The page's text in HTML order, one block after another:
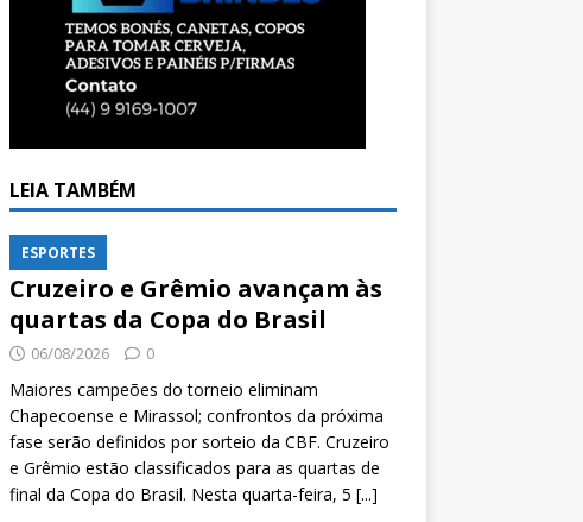
LEIA TAMBÉM
ESPORTES
Cruzeiro e Grêmio avançam às
quartas da Copa do Brasil
06/08/2026 0
Maiores campeões do torneio eliminam
Chapecoense e Mirassol; confrontos da próxima
fase serão definidos por sorteio da CBF. Cruzeiro
e Grêmio estão classificados para as quartas de
final da Copa do Brasil. Nesta quarta-feira, 5 [...]